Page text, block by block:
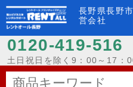
長野県長野
営会社
0120-419-516
土日祝日を除く9：00～17：